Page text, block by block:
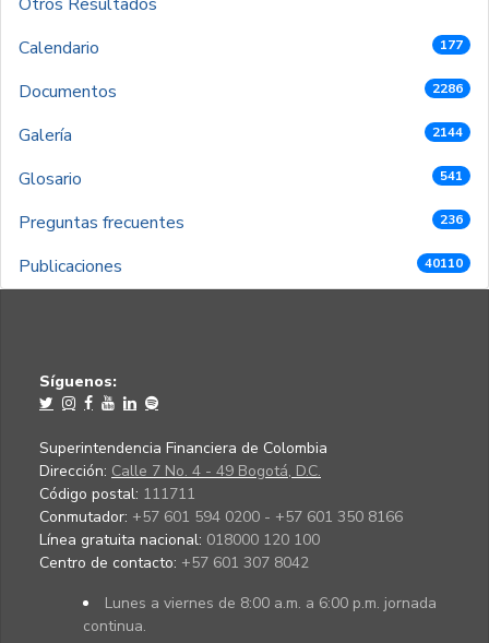
Calendario
177
Documentos 2286
Galería 2144
Glosario 541
Preguntas frecuentes 236
Publicaciones 40110
Síguenos:
Superintendencia Financiera de Colombia
Dirección: Calle 7 No. 4 - 49 Bogotá, D.C.
Código postal: 111711
Conmutador: +57 601 594 0200 - +57 601 350 8166
Línea gratuita nacional: 018000 120 100
Centro de contacto: +57 601 307 8042
Lunes a viernes de 8:00 a.m. a 6:00 p.m. jornada
continua.